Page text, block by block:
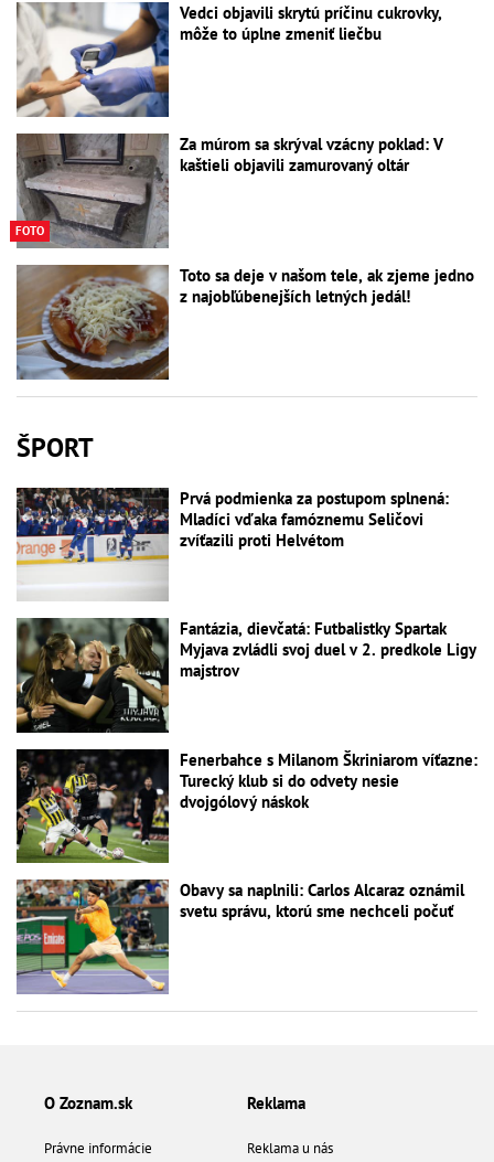
Vedci objavili skrytú príčinu cukrovky,
môže to úplne zmeniť liečbu
FOTO
Za múrom sa skrýval vzácny poklad: V
kaštieli objavili zamurovaný oltár
Toto sa deje v našom tele, ak zjeme jedno
z najobľúbenejších letných jedál!
ŠPORT
Prvá podmienka za postupom splnená:
Mladíci vďaka famóznemu Seličovi
zvíťazili proti Helvétom
Fantázia, dievčatá: Futbalistky Spartak
Myjava zvládli svoj duel v 2. predkole Ligy
majstrov
Fenerbahce s Milanom Škriniarom víťazne:
Turecký klub si do odvety nesie
dvojgólový náskok
Obavy sa naplnili: Carlos Alcaraz oznámil
svetu správu, ktorú sme nechceli počuť
O Zoznam.sk
Právne informácie
Reklama
Reklama u nás